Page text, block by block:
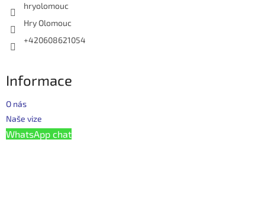
hryolomouc
Hry Olomouc
+420608621054
Informace
O nás
Naše vize
WhatsApp chat